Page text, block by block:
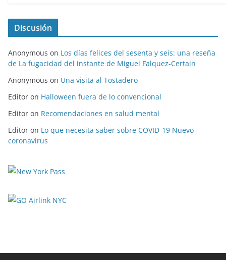
Discusión
Anonymous on Los días felices del sesenta y seis: una reseña
de La fugacidad del instante de Miguel Falquez-Certain
Anonymous on Una visita al Tostadero
Editor on Halloween fuera de lo convencional
Editor on Recomendaciones en salud mental
Editor on Lo que necesita saber sobre COVID-19 Nuevo
coronavirus